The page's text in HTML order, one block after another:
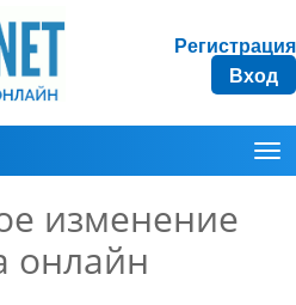
Регистрация
Вход
изменение
онлайн